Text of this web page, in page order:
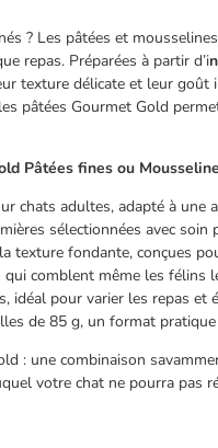
? Les pâtées et
repas. Préparées à partir d’i
texture délicate et leur
pâtées Gourmet Gold
Pâtées fines ou
chats adultes, adapté à une
sélectionnées avec
texture fondante, conçues
qui comblent même les félins
idéal pour varier les repas et
de 85 g, un format
: une combinaison
votre chat ne pourra pas